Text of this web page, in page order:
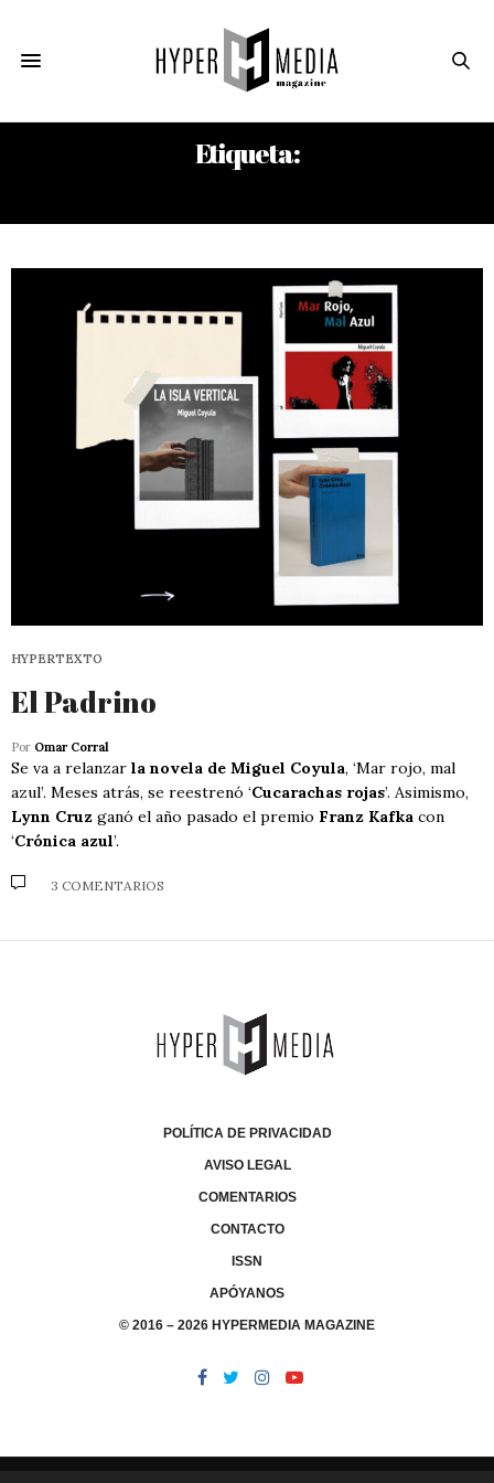
Etiqueta:
HYPERTEXTO
El Padrino
Por Omar Corral
Se va a relanzar la novela de Miguel Coyula, ‘Mar rojo, mal
azul’. Meses atrás, se reestrenó ‘Cucarachas rojas’. Asimismo,
Lynn Cruz ganó el año pasado el premio Franz Kafka con
‘Crónica azul’.
3 COMENTARIOS
POLÍTICA DE PRIVACIDAD
AVISO LEGAL
COMENTARIOS
CONTACTO
ISSN
APÓYANOS
© 2016 – 2026 HYPERMEDIA MAGAZINE